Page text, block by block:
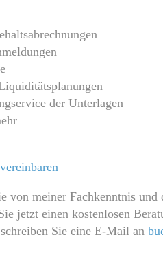
der Unterlagen
von meiner Fachkenntnis und
jetzt einen kostenlosen
Sie eine E-Mail an